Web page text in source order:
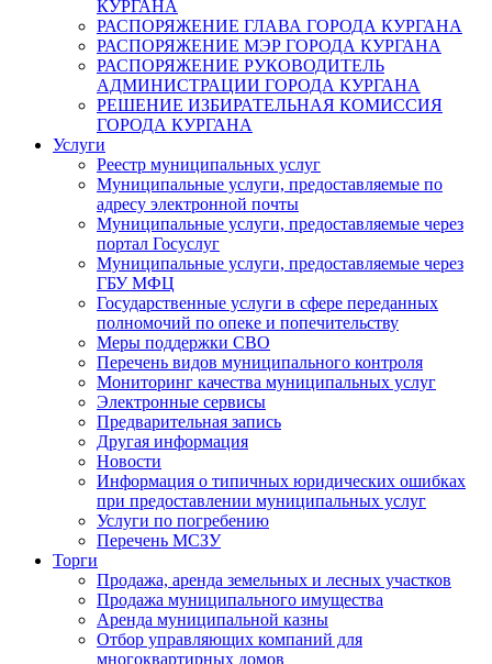
КУРГАНА
РАСПОРЯЖЕНИЕ ГЛАВА ГОРОДА КУРГАНА
РАСПОРЯЖЕНИЕ МЭР ГОРОДА КУРГАНА
РАСПОРЯЖЕНИЕ РУКОВОДИТЕЛЬ
АДМИНИСТРАЦИИ ГОРОДА КУРГАНА
РЕШЕНИЕ ИЗБИРАТЕЛЬНАЯ КОМИССИЯ
ГОРОДА КУРГАНА
Услуги
Реестр муниципальных услуг
Муниципальные услуги, предоставляемые по
адресу электронной почты
Муниципальные услуги, предоставляемые через
портал Госуслуг
Муниципальные услуги, предоставляемые через
ГБУ МФЦ
Государственные услуги в сфере переданных
полномочий по опеке и попечительству
Меры поддержки СВО
Перечень видов муниципального контроля
Мониторинг качества муниципальных услуг
Электронные сервисы
Предварительная запись
Другая информация
Новости
Информация о типичных юридических ошибках
при предоставлении муниципальных услуг
Услуги по погребению
Перечень МСЗУ
Торги
Продажа, аренда земельных и лесных участков
Продажа муниципального имущества
Аренда муниципальной казны
Отбор управляющих компаний для
многоквартирных домов